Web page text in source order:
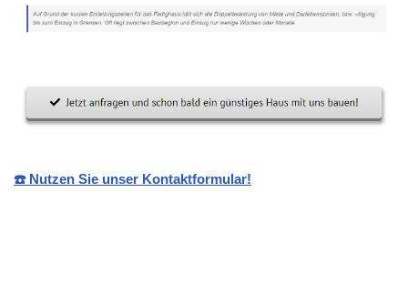
☎️ Nutzen Sie unser Kontaktformular!